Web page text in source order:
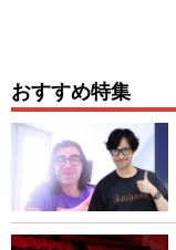
おすすめ特集